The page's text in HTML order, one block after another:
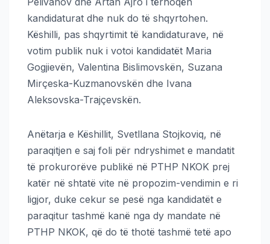
kandidaturat dhe nuk do të shqyrtohen.
Këshilli, pas shqyrtimit të kandidaturave, në
votim publik nuk i votoi kandidatët Maria
Gogjievën, Valentina Bislimovskën, Suzana
Mirçeska-Kuzmanovskën dhe Ivana
Aleksovska-Trajçevskën.
Anëtarja e Këshillit, Svetllana Stojkoviq, në
paraqitjen e saj foli për ndryshimet e mandatit
të prokurorëve publikë në PTHP NKOK prej
katër në shtatë vite në propozim-vendimin e ri
ligjor, duke cekur se pesë nga kandidatët e
paraqitur tashmë kanë nga dy mandate në
PTHP NKOK, që do të thotë tashmë tetë apo